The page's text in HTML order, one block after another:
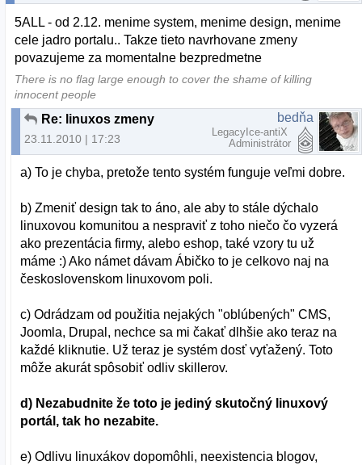
5ALL - od 2.12. menime system, menime design, menime
cele jadro portalu.. Takze tieto navrhovane zmeny
povazujeme za momentalne bezpredmetne
There is no flag large enough to cover the shame of killing
innocent people
Re: linuxos zmeny
23.11.2010 | 17:23
bedňa
LegacyIce-antiX
Administrátor
a) To je chyba, pretože tento systém funguje veľmi dobre.
b) Zmeniť design tak to áno, ale aby to stále dýchalo
linuxovou komunitou a nespraviť z toho niečo čo vyzerá
ako prezentácia firmy, alebo eshop, také vzory tu už
máme :) Ako námet dávam Ábičko to je celkovo naj na
československom linuxovom poli.
c) Odrádzam od použitia nejakých "oblúbených" CMS,
Joomla, Drupal, nechce sa mi čakať dlhšie ako teraz na
každé kliknutie. Už teraz je systém dosť vyťažený. Toto
môže akurát spôsobiť odliv skillerov.
d) Nezabudnite že toto je jediný skutočný linuxový
portál, tak ho nezabite.
e) Odlivu linuxákov dopomôhli, neexistencia blogov,